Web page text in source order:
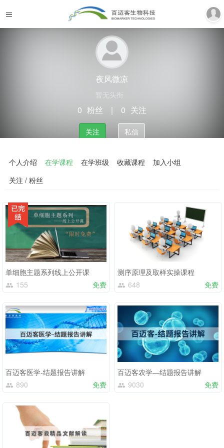
夜风微凉
暂无头衔
0 粉丝 ｜ 0 关注
关注 私信
个人介绍 在学课程 在学班级 收藏课程
加入小组
关注 / 粉丝
单细胞主题系列线上公开课
155
免费
测序原理及取样实操课程
648
免费
百迈客医学-结题报告讲解
890
免费
百迈客农学—结题报告讲解
9030
免费